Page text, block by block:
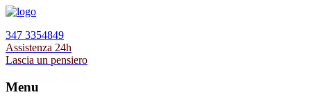
347 3354849
Assistenza 24h
Lascia un pensiero
Menu